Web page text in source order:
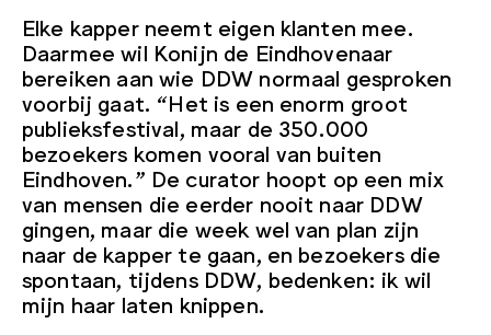
Elke kapper neemt eigen klanten mee.
Daarmee wil Konijn de Eindhovenaar
bereiken aan wie DDW normaal gesproken
voorbij gaat. “Het is een enorm groot
publieksfestival, maar de 350.000
bezoekers komen vooral van buiten
Eindhoven.” De curator hoopt op een mix
van mensen die eerder nooit naar DDW
gingen, maar die week wel van plan zijn
naar de kapper te gaan, en bezoekers die
spontaan, tijdens DDW, bedenken: ik wil
mijn haar laten knippen.